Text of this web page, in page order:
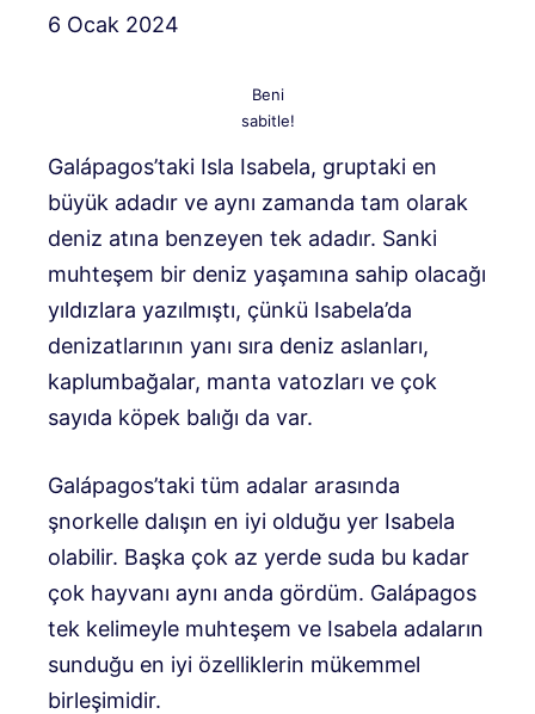
6 Ocak 2024
Beni
sabitle!
Galápagos’taki Isla Isabela, gruptaki en
büyük adadır ve aynı zamanda tam olarak
deniz atına benzeyen tek adadır. Sanki
muhteşem bir deniz yaşamına sahip olacağı
yıldızlara yazılmıştı, çünkü Isabela’da
denizatlarının yanı sıra deniz aslanları,
kaplumbağalar, manta vatozları ve çok
sayıda köpek balığı da var.
Galápagos’taki tüm adalar arasında
şnorkelle dalışın en iyi olduğu yer Isabela
olabilir. Başka çok az yerde suda bu kadar
çok hayvanı aynı anda gördüm. Galápagos
tek kelimeyle muhteşem ve Isabela adaların
sunduğu en iyi özelliklerin mükemmel
birleşimidir.